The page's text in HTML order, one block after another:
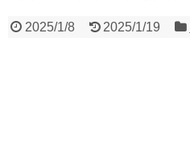
2025/1/8 2025/1/19